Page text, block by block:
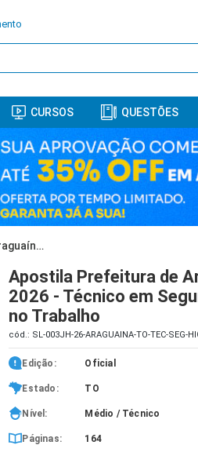
CURSOS QUESTÕES
Apostila Prefeitura de Araguaína-TO 2026 - Técnico em Segurança e Higiene no Trabalho
Apostila Prefeitura de
2026 - Técnico em
no Trabalho
cód.: SL-003JH-26-ARAGUAINA-TO-TEC-SEG-
Edição: Oficial
Estado: TO
Nível: Médio / Técnico
Páginas: 164